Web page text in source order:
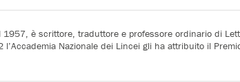
1957, è scrittore, traduttore e professore ordinario di
l’Accademia Nazionale dei Lincei gli ha attribuito il